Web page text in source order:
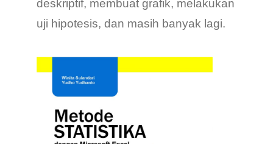
deskriptif, membuat grafik, melakukan
uji hipotesis, dan masih banyak lagi.